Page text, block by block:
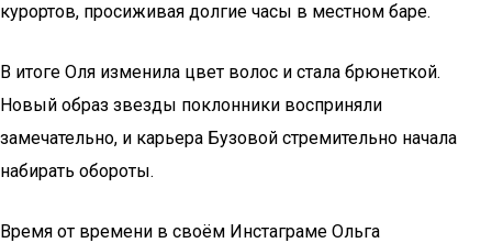
курортов, просиживая долгие часы в местном баре.
В итоге Оля изменила цвет волос и стала брюнеткой.
Новый образ звезды поклонники восприняли
замечательно, и карьера Бузовой стремительно начала
набирать обороты.
Время от времени в своём Инстаграме Ольга